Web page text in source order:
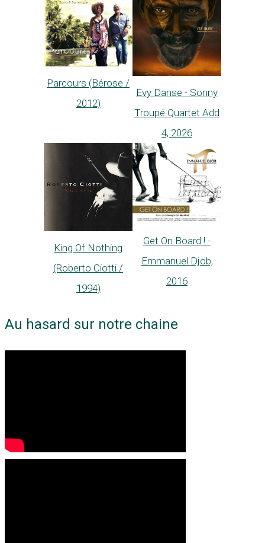
Parcours (Bérose /
2012)
Evy Danse - Sonny
Troupé Quartet Add
4, 2026
King Of Nothing
(Roberto Ciotti /
1994)
Get On Board ! -
Emmanuel Djob,
2016
Au hasard sur notre chaine